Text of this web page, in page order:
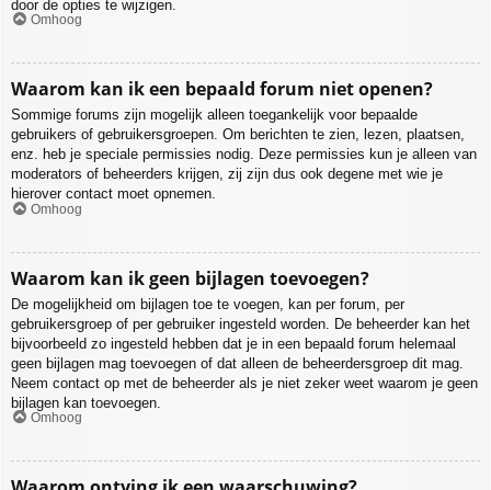
door de opties te wijzigen.
Omhoog
Waarom kan ik een bepaald forum niet openen?
Sommige forums zijn mogelijk alleen toegankelijk voor bepaalde
gebruikers of gebruikersgroepen. Om berichten te zien, lezen, plaatsen,
enz. heb je speciale permissies nodig. Deze permissies kun je alleen van
moderators of beheerders krijgen, zij zijn dus ook degene met wie je
hierover contact moet opnemen.
Omhoog
Waarom kan ik geen bijlagen toevoegen?
De mogelijkheid om bijlagen toe te voegen, kan per forum, per
gebruikersgroep of per gebruiker ingesteld worden. De beheerder kan het
bijvoorbeeld zo ingesteld hebben dat je in een bepaald forum helemaal
geen bijlagen mag toevoegen of dat alleen de beheerdersgroep dit mag.
Neem contact op met de beheerder als je niet zeker weet waarom je geen
bijlagen kan toevoegen.
Omhoog